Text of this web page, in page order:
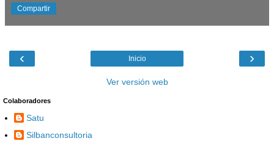
Compartir
‹ ›
Inicio
Ver versión web
Colaboradores
Satu
Silbanconsultoria